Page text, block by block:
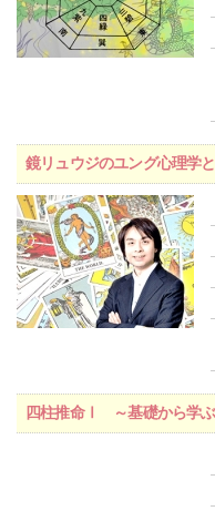
鏡リュウジのユング心理学
四柱推命Ⅰ ～基礎から学ぶ